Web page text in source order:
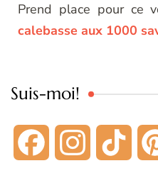
Prend place pour ce
calebasse aux 1000
Suis-moi!
Facebook Instagram